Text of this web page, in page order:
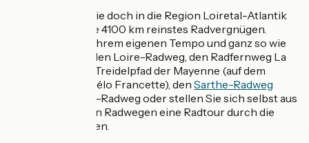
Dann kommen Sie doch in die Region Loiretal-Atlantik
und genießen Sie 4100 km reinstes Radvergnügen.
Erkunden Sie in Ihrem eigenen Tempo und ganz so wie
Sie es möchten den Loire-Radweg, den Radfernweg La
Vélodyssée, den Treidelpfad der Mayenne (auf dem
Radfernweg La Vélo Francette), den Sarthe-Radweg
oder den Thouet-Radweg oder stellen Sie sich selbst aus
den vielen lokalen Radwegen eine Radtour durch die
Vendée zusammen.